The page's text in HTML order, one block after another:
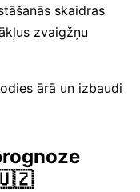
skaidras
zvaigžņu
ārā un izbaudi
🇺🇿